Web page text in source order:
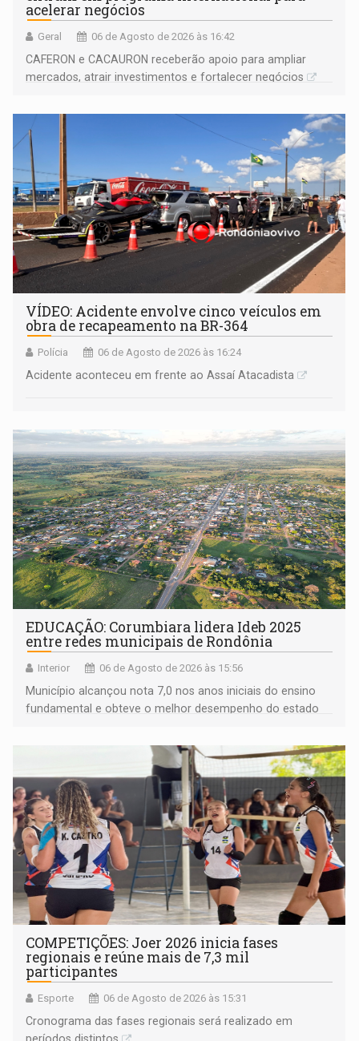
acelerar negócios
Geral 06 de Agosto de 2026 às 16:42
CAFERON e CACAURON receberão apoio para ampliar
mercados, atrair investimentos e fortalecer negócios
VÍDEO: Acidente envolve cinco veículos em
obra de recapeamento na BR-364
Polícia 06 de Agosto de 2026 às 16:24
Acidente aconteceu em frente ao Assaí Atacadista
EDUCAÇÃO: Corumbiara lidera Ideb 2025
entre redes municipais de Rondônia
Interior 06 de Agosto de 2026 às 15:56
Município alcançou nota 7,0 nos anos iniciais do ensino
fundamental e obteve o melhor desempenho do estado
COMPETIÇÕES: Joer 2026 inicia fases
regionais e reúne mais de 7,3 mil
participantes
Esporte 06 de Agosto de 2026 às 15:31
Cronograma das fases regionais será realizado em